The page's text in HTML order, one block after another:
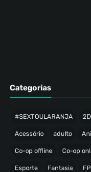
Categorias
#SEXTOULARANJA 2D
Acessório adulto
Co-op offline Co-op
Esporte Fantasia